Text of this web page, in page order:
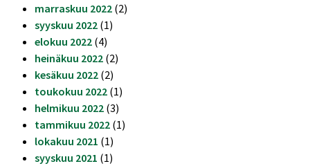
marraskuu 2022 (2)
syyskuu 2022 (1)
elokuu 2022 (4)
heinäkuu 2022 (2)
kesäkuu 2022 (2)
toukokuu 2022 (1)
helmikuu 2022 (3)
tammikuu 2022 (1)
lokakuu 2021 (1)
syyskuu 2021 (1)